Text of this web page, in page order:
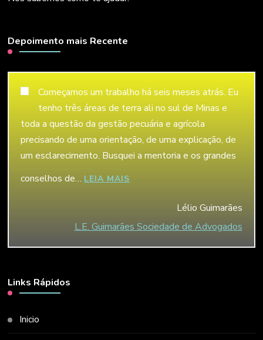
Depoimento mais Recente
Começamos um trabalho há seis meses atrás. Eu
tenho três áreas de terra ali no sul de Minas e
toda a questão da gestão pecuária e agrícola
precisando de uma orientação, de uma explicação, de
um esclarecimento. Busquei a mentoria e os grandes
conselhos de… LEIA MAIS
Lélio Guimarães
L.E. Guimarães Sociedade de Advogados
Links Rápidos
Inicio